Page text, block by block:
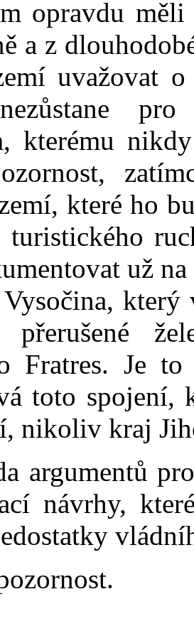
opravdu
a z
uvažovat
pro
kterému
které ho
už
přerušené
Fratres. Je
toto spojení,
nikoliv kraj
argumentů
návrhy,